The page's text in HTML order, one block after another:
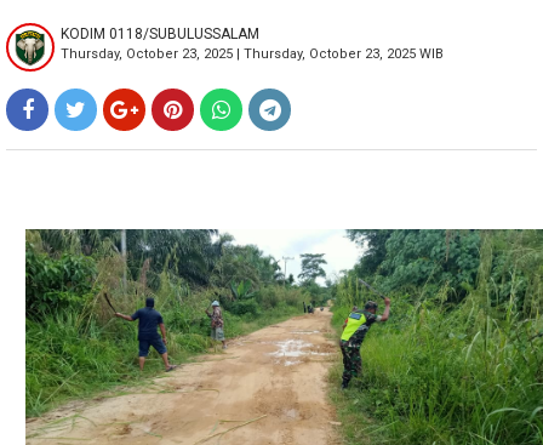
KODIM 0118/SUBULUSSALAM
Thursday, October 23, 2025 | Thursday, October 23, 2025 WIB